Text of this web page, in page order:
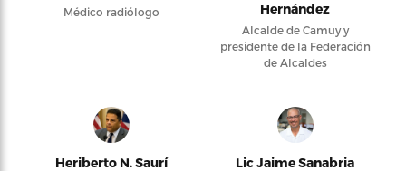
Médico radiólogo
Hernández
Alcalde de Camuy y
presidente de la Federación
de Alcaldes
Heriberto N. Saurí Lic Jaime Sanabria